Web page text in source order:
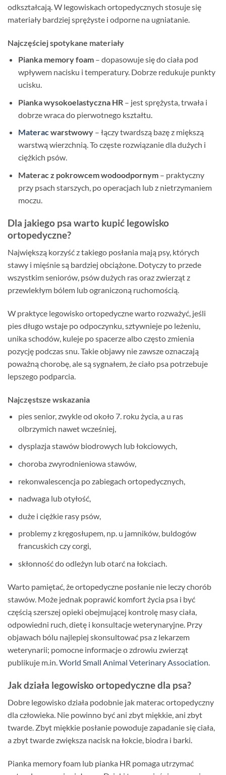
odkształcają. W legowiskach ortopedycznych stosuje się
materiały bardziej sprężyste i odporne na ugniatanie.
Najczęściej spotykane materiały
Pianka memory foam– dopasowuje się do ciała pod
wpływem nacisku i temperatury. Dobrze redukuje punkty
ucisku.
Pianka wysokoelastyczna HR – jest sprężysta, trwała i
dobrze wraca do pierwotnego kształtu.
Materacwarstwowy– łączy twardszą bazę z miększą
warstwą wierzchnią. To częste rozwiązanie dla dużych i
ciężkich psów.
Materac z pokrowcem wodoodpornym– praktyczny
przy psach starszych, po operacjach lub z nietrzymaniem
moczu.
Dla jakiego psa warto kupić legowisko
ortopedyczne?
Największą korzyść z takiego posłania mają psy, których
stawy i mięśnie są bardziej obciążone. Dotyczy to przede
wszystkim seniorów, psów dużych ras oraz zwierząt z
przewlekłym bólem lub ograniczoną ruchomością.
W praktyce legowisko ortopedyczne warto rozważyć, jeśli
pies długo wstaje po odpoczynku, sztywnieje po leżeniu,
unika schodów, kuleje po spacerze albo często zmienia
pozycję podczas snu. Takie objawy nie zawsze oznaczają
poważną chorobę, ale są sygnałem, że ciało psa potrzebuje
lepszego podparcia.
Najczęstsze wskazania
pies senior, zwykle od około 7. roku życia, a u ras
olbrzymich nawet wcześniej,
dysplazja stawów biodrowych lub łokciowych,
choroba zwyrodnieniowa stawów,
rekonwalescencja po zabiegach ortopedycznych,
nadwaga lub otyłość,
duże i ciężkie rasy psów,
problemy z kręgosłupem, np. u jamników, buldogów
francuskich czy corgi,
skłonność do odleżyn lub otarć na łokciach.
Warto pamiętać, że ortopedyczne posłanie nie leczy chorób
stawów. Może jednak poprawić komfort życia psa i być
częścią szerszej opieki obejmującej kontrolę masy ciała,
odpowiedni ruch, dietę i konsultacje weterynaryjne. Przy
objawach bólu najlepiej skonsultować psa z lekarzem
weterynarii; pomocne informacje o zdrowiu zwierząt
publikuje m.in. World Small Animal Veterinary Association
Jak działa legowisko ortopedyczne dla psa?
Dobre legowisko działa podobnie jak materac ortopedyczny
dla człowieka. Nie powinno być ani zbyt miękkie, ani zbyt
twarde. Zbyt miękkie posłanie powoduje zapadanie się ciała,
a zbyt twarde zwiększa nacisk na łokcie, biodra i barki.
Pianka memory foam lub pianka HR pomaga utrzymać